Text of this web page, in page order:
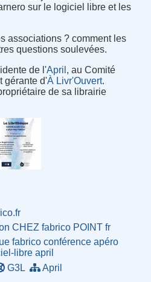
sur le logiciel libre et les
associations ? comment les
questions soulevées.
de l'April , au Comité
gérante d'À Livr'Ouvert.
de sa librairie
CHEZ fabrico POINT fr
fabrico conférence apéro
libre april
G3L April